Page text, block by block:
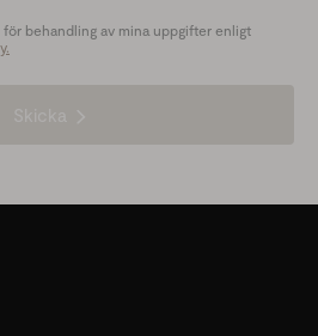
behandling av mina uppgifter enligt